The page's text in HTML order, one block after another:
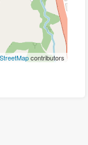
contributors